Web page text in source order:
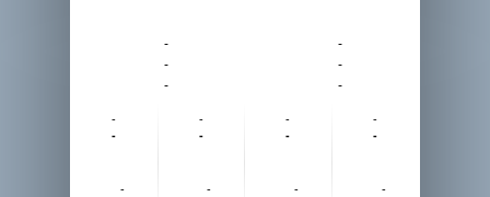
-
-
-
-
-
-
-
-
-
-
-
-
-
-
-
-
-
-